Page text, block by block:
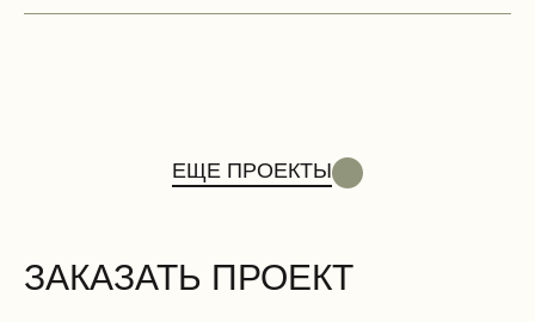
Вентиляционные работы (демонтаж)
ЕЩЕ ПРОЕКТЫ
ЗАКАЗАТЬ ПРОЕКТ